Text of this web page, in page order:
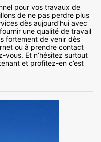
pour vos travaux de
de ne pas perdre plus
dès aujourd’hui avec
une qualité de travail
fortement de venir dès
ou à prendre contact
Et n’hésitez surtout
et profitez-en c’est